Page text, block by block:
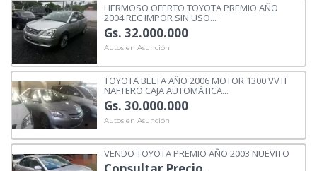
HERMOSO OFERTO TOYOTA PREMIO AÑO
2004 REC IMPOR SIN USO...
Gs. 32.000.000
Autos en Asunción
TOYOTA BELTA AÑO 2006 MOTOR 1300 VVTI
NAFTERO CAJA AUTOMÁTICA...
Gs. 30.000.000
Autos en Asunción
VENDO TOYOTA PREMIO AÑO 2003 NUEVITO